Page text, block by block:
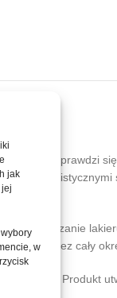
jak
w
sprawdzi
z minimalistycznymi
rozprowadzanie
się przez cały
3 tygodni. Produkt